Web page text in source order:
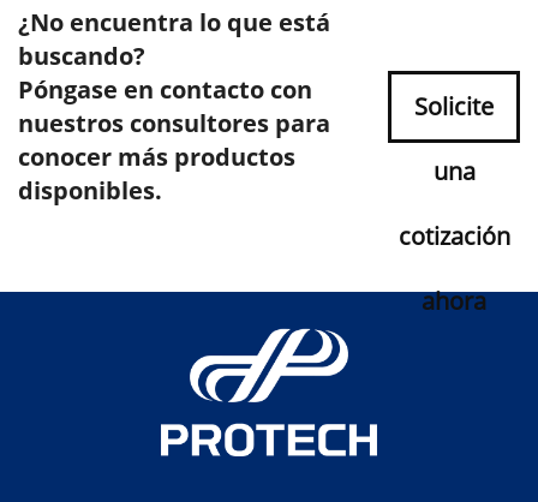
¿No encuentra lo que está
buscando?
Póngase en contacto con
nuestros consultores para
conocer más productos
disponibles.
Solicite
una
cotización
ahora